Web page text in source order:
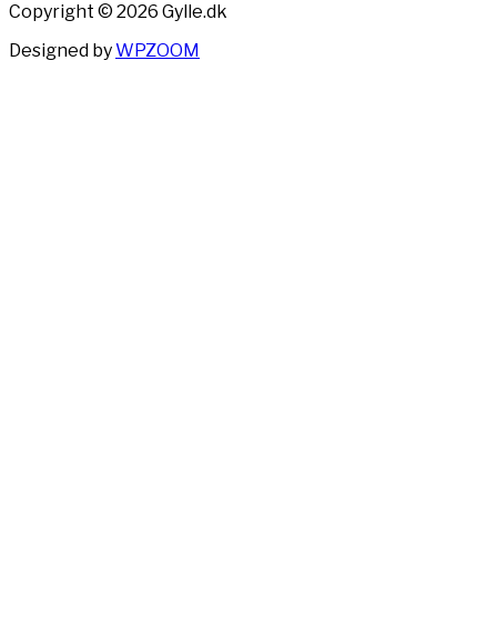
Copyright © 2026 Gylle.dk
Designed byWPZOOM